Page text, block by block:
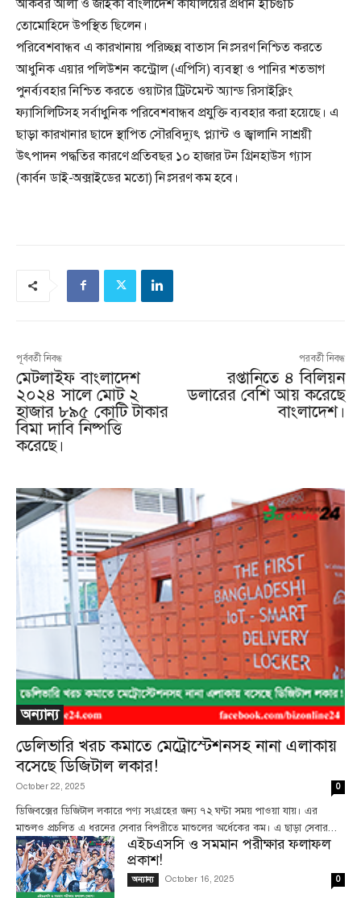
আকবর আলী ও জাইকা বাংলাদেশ কার্যালয়ের প্রধান ইচিগুচি
তোমোহিদে উপস্থিত ছিলেন।
পরিবেশবান্ধব এ কারখানায় পরিচ্ছন্ন বাতাস নিঃসরণ নিশ্চিত করতে
আধুনিক এয়ার পলিউশন কন্ট্রোল (এপিসি) ব্যবস্থা ও পানির শতভাগ
পুনর্ব্যবহার নিশ্চিত করতে ওয়াটার ট্রিটমেন্ট অ্যান্ড রিসাইক্লিং
ফ্যাসিলিটিসহ সর্বাধুনিক পরিবেশবান্ধব প্রযুক্তি ব্যবহার করা হয়েছে। এ
ছাড়া কারখানার ছাদে স্থাপিত সৌরবিদ্যুৎ প্ল্যান্ট ও জ্বালানি সাশ্রয়ী
উৎপাদন পদ্ধতির কারণে প্রতিবছর ১০ হাজার টন গ্রিনহাউস গ্যাস
(কার্বন ডাই-অক্সাইডের মতো) নিঃসরণ কম হবে।
পূর্ববর্তী নিবন্ধ
মেটলাইফ বাংলাদেশ
২০২৪ সালে মোট ২
হাজার ৮৯৫ কোটি টাকার
বিমা দাবি নিষ্পত্তি
করেছে।
পরবর্তী নিবন্ধ
রপ্তানিতে ৪ বিলিয়ন
ডলারের বেশি আয় করেছে
বাংলাদেশ।
অন্যান্য
ডেলিভারি খরচ কমাতে মেট্রোস্টেশনসহ নানা এলাকায়
বসেছে ডিজিটাল লকার!
October 22, 2025 0
ডিজিবক্সের ডিজিটাল লকারে পণ্য সংগ্রহের জন্য ৭২ ঘণ্টা সময় পাওয়া যায়। এর
মাশুলও প্রচলিত এ ধরনের সেবার বিপরীতে মাশুলের অর্ধেকের কম। এ ছাড়া সেবার...
এইচএসসি ও সমমান পরীক্ষার ফলাফল
প্রকাশ!
অন্যান্য October 16, 2025 0